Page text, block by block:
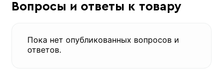
Вопросы и ответы к товару
Пока нет опубликованных вопросов и
ответов.